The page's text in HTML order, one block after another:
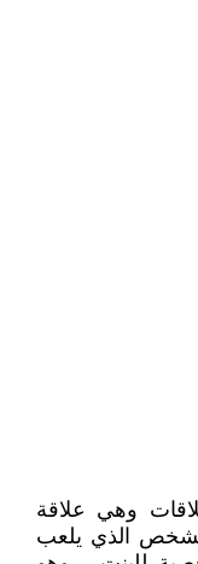
وهي علاقة
الذي يلعب